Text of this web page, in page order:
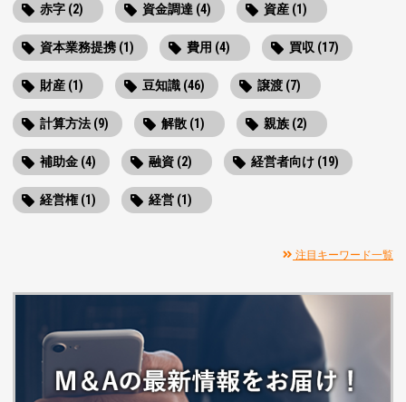
赤字 (2) 資金調達 (4) 資産 (1)
資本業務提携 (1) 費用 (4) 買収 (17)
財産 (1) 豆知識 (46) 譲渡 (7)
計算方法 (9) 解散 (1) 親族 (2)
補助金 (4) 融資 (2) 経営者向け (19)
経営権 (1) 経営 (1)
注目キーワード一覧